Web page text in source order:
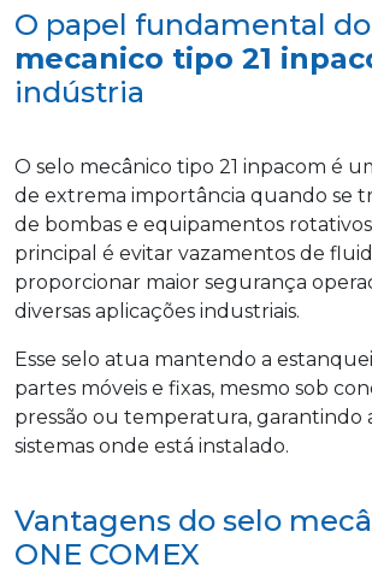
O papel fundamental do
mecanico tipo 21
indústria
O selo mecânico tipo 21 inpacom é
de extrema importância quando se
de bombas e equipamentos
principal é evitar vazamentos de
proporcionar maior segurança
diversas aplicações industriais.
Esse selo atua mantendo a
partes móveis e fixas, mesmo sob
pressão ou temperatura, garantindo
sistemas onde está instalado.
Vantagens do selo
ONE COMEX